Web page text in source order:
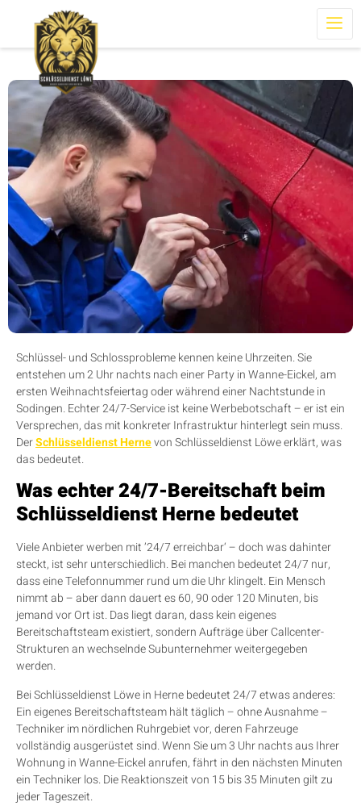
Schlüssel- und Schlossprobleme kennen keine Uhrzeiten. Sie
entstehen um 2 Uhr nachts nach einer Party in Wanne-Eickel, am
ersten Weihnachtsfeiertag oder während einer Nachtstunde in
Sodingen. Echter 24/7-Service ist keine Werbebotschaft – er ist ein
Versprechen, das mit konkreter Infrastruktur hinterlegt sein muss.
DerSchlüsseldienst Hernevon Schlüsseldienst Löwe erklärt, was
das bedeutet.
Was echter 24/7-Bereitschaft beim
Schlüsseldienst Herne bedeutet
Viele Anbieter werben mit ’24/7 erreichbar‘ – doch was dahinter
steckt, ist sehr unterschiedlich. Bei manchen bedeutet 24/7 nur,
dass eine Telefonnummer rund um die Uhr klingelt. Ein Mensch
nimmt ab – aber dann dauert es 60, 90 oder 120 Minuten, bis
jemand vor Ort ist. Das liegt daran, dass kein eigenes
Bereitschaftsteam existiert, sondern Aufträge über Callcenter-
Strukturen an wechselnde Subunternehmer weitergegeben
werden.
Bei Schlüsseldienst Löwe in Herne bedeutet 24/7 etwas anderes:
Ein eigenes Bereitschaftsteam hält täglich – ohne Ausnahme –
Techniker im nördlichen Ruhrgebiet vor, deren Fahrzeuge
vollständig ausgerüstet sind. Wenn Sie um 3 Uhr nachts aus Ihrer
Wohnung in Wanne-Eickel anrufen, fährt in den nächsten Minuten
ein Techniker los. Die Reaktionszeit von 15 bis 35 Minuten gilt zu
jeder Tageszeit.